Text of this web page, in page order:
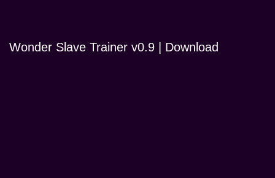
Wonder Slave Trainer v0.9 | Download